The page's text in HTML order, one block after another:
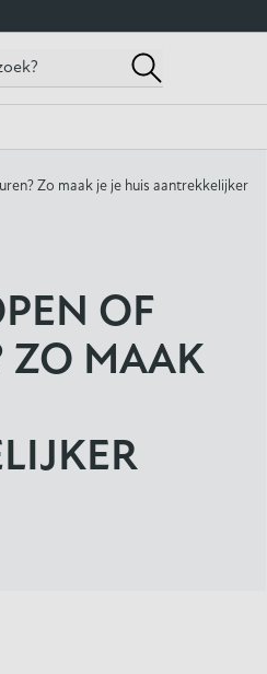
Zo maak je je huis aantrekkelijker
OF
ZO MAAK